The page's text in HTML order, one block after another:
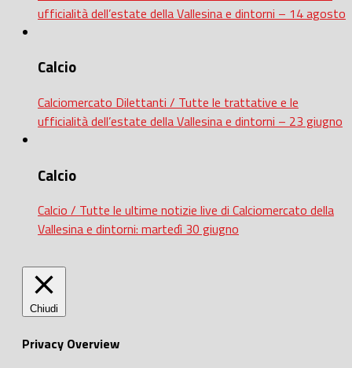
ufficialità dell’estate della Vallesina e dintorni – 14 agosto
Calcio
Calciomercato Dilettanti / Tutte le trattative e le
ufficialità dell’estate della Vallesina e dintorni – 23 giugno
Calcio
Calcio / Tutte le ultime notizie live di Calciomercato della
Vallesina e dintorni: martedì 30 giugno
Chiudi
Privacy Overview